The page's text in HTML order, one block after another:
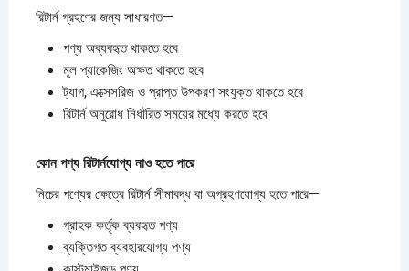
রিটার্ন গ্রহণের জন্য সাধারণত—
পণ্য অব্যবহৃত থাকতে হবে
মূল প্যাকেজিং অক্ষত থাকতে হবে
ট্যাগ, এক্সেসরিজ ও প্রাপ্ত উপকরণ সংযুক্ত থাকতে হবে
রিটার্ন অনুরোধ নির্ধারিত সময়ের মধ্যে করতে হবে
কোনপণ্যরিটার্নযোগ্যনাওহতেপারে
নিচের পণ্যের ক্ষেত্রে রিটার্ন সীমাবদ্ধ বা অগ্রহণযোগ্য হতে পারে—
গ্রাহক কর্তৃক ব্যবহৃত পণ্য
ব্যক্তিগত ব্যবহারযোগ্য পণ্য